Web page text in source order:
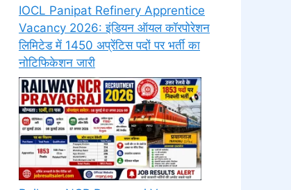
IOCL Panipat Refinery Apprentice
Vacancy 2026: इंडियन ऑयल कॉरपोरेशन
लिमिटेड में 1450 अप्रेंटिस पदों पर भर्ती का
नोटिफिकेशन जारी